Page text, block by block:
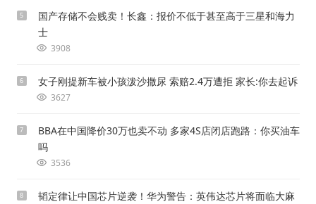
5
国产存储不会贱卖！长鑫：报价不低于甚至高于三星和海力
士
3908
6 女子刚提新车被小孩泼沙撒尿 索赔2.4万遭拒 家长:你去起诉
3627
7
BBA在中国降价30万也卖不动 多家4S店闭店跑路：你买油车
吗
3536
8
韬定律让中国芯片逆袭！华为警告：英伟达芯片将面临大麻